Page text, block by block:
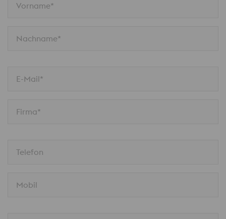
Vorname*
Nachname*
E-Mail*
Firma*
Telefon
Mobil